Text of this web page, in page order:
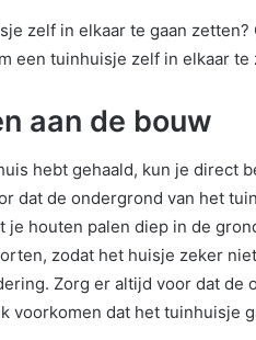
zelf in elkaar te gaan
een tuinhuisje zelf in elkaar te
aan de bouw
hebt gehaald, kun je direct
dat de ondergrond van het
je houten palen diep in de
zodat het huisje zeker
Zorg er altijd voor dat de
voorkomen dat het tuinhuisje